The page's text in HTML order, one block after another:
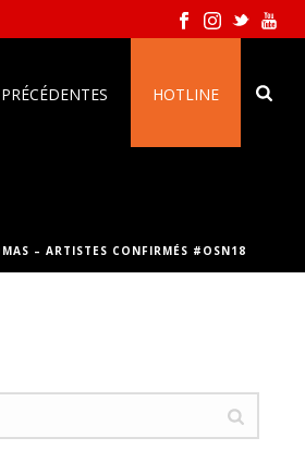
HOTLINE
– ARTISTES CONFIRMÉS #OSN18